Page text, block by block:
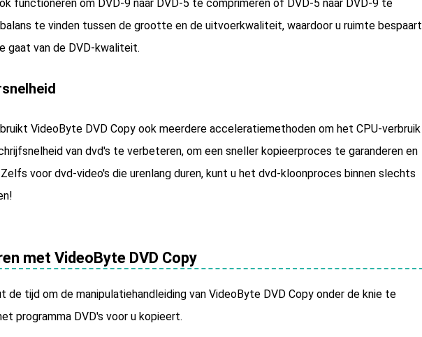
functioneren om DVD-9 naar DVD-5 te comprimeren of DVD-5 naar DVD-9 te
te vinden tussen de grootte en de uitvoerkwaliteit, waardoor u ruimte bespaart
gaat van de DVD-kwaliteit.
VideoByte DVD Copy ook meerdere acceleratiemethoden om het CPU-verbruik
van dvd's te verbeteren, om een sneller kopieerproces te garanderen en
voor dvd-video's die urenlang duren, kunt u het dvd-kloonproces binnen slechts
met VideoByte DVD Copy
de tijd om de manipulatiehandleiding van VideoByte DVD Copy onder de knie te
programma DVD's voor u kopieert.